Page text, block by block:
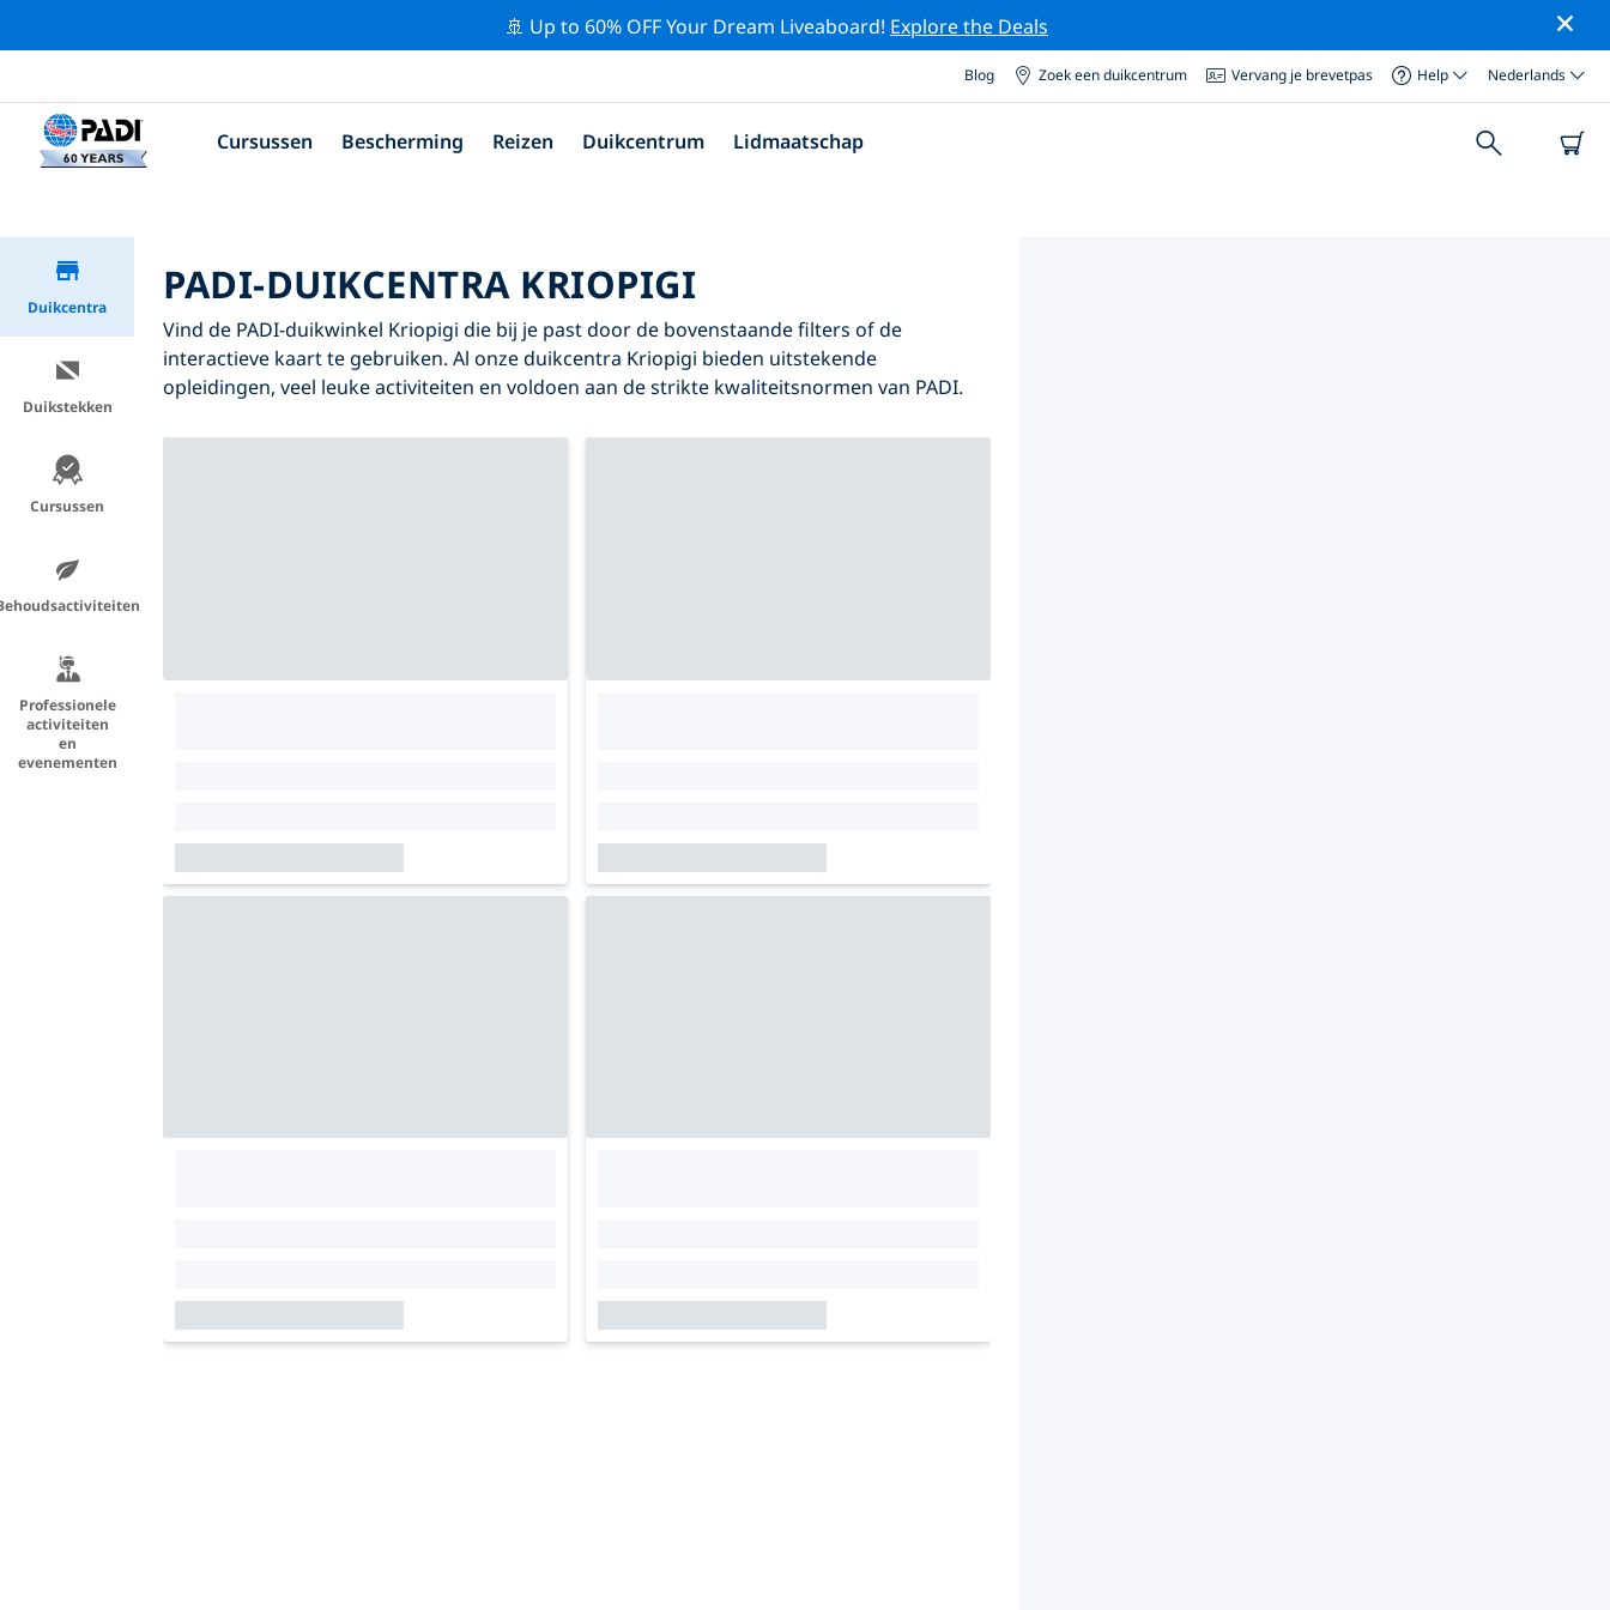
🚢 Up to 60% OFF Your Dream Liveaboard! Explore the Deals
Blog Zoek een duikcentrum Vervang je brevetpas Help Nederlands
Cursussen Bescherming Reizen Duikcentrum Lidmaatschap
Duikcentra
Duikstekken
Cursussen
Professionele
activiteiten
en
evenementen
PADI-DUIKCENTRA KRIOPIGI
Vind de PADI-duikwinkel Kriopigi die bij je past door de bovenstaande filters of de
interactieve kaart te gebruiken. Al onze duikcentra Kriopigi bieden uitstekende
opleidingen, veel leuke activiteiten en voldoen aan de strikte kwaliteitsnormen van PADI.